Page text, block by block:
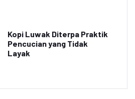
Kopi Luwak Diterpa Praktik
Pencucian yang Tidak
Layak